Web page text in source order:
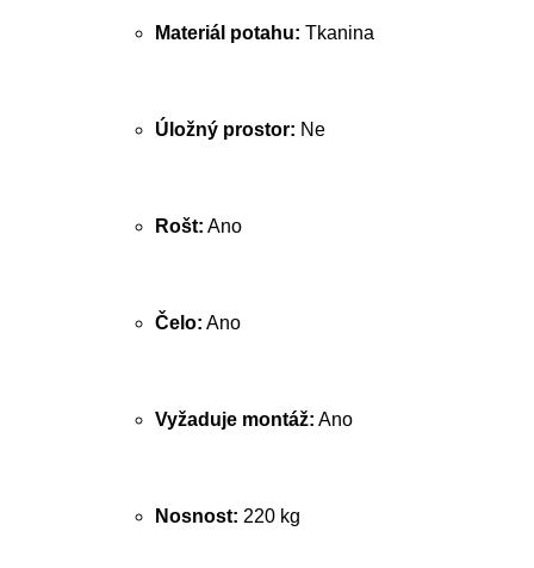
Materiál potahu: Tkanina
Úložný prostor: Ne
Rošt: Ano
Čelo: Ano
Vyžaduje montáž: Ano
Nosnost: 220 kg